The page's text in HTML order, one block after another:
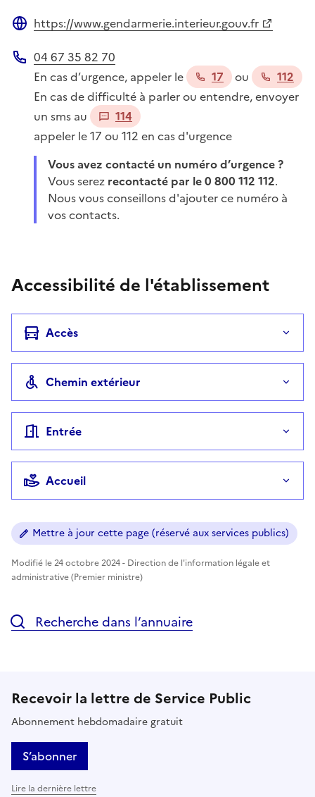
https://www.gendarmerie.interieur.gouv.fr
Téléphone
04 67 35 82 70
En cas d’urgence, appeler le
17 ou
112
En cas de difficulté à parler ou entendre, envoyer
un sms au
114
appeler le 17 ou 112 en cas d'urgence
Vous avez contacté un numéro d’urgence ?
Vous serez recontacté par le 0 800 112 112.
Nous vous conseillons d'ajouter ce numéro à
vos contacts.
Accessibilité de l'établissement
Accès
Chemin extérieur
Entrée
Accueil
Mettre à jour cette page (réservé aux services publics)
Modifié le 24 octobre 2024 - Direction de l'information légale et
administrative (Premier ministre)
Recherche dans l’annuaire
Recevoir la lettre de Service Public
Abonnement hebdomadaire gratuit
S’abonner
Lire la dernière lettre